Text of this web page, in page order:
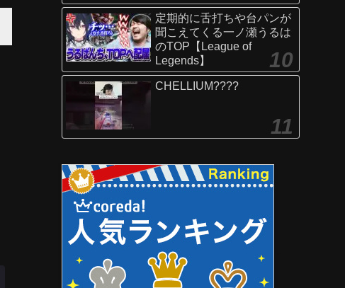
定期的に舌打ちや台パンが
聞こえてくる一ノ瀬うるは
のTOP【League of
Legends】
CHELLIUM????